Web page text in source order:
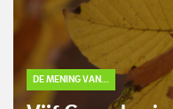
DE MENING VAN...